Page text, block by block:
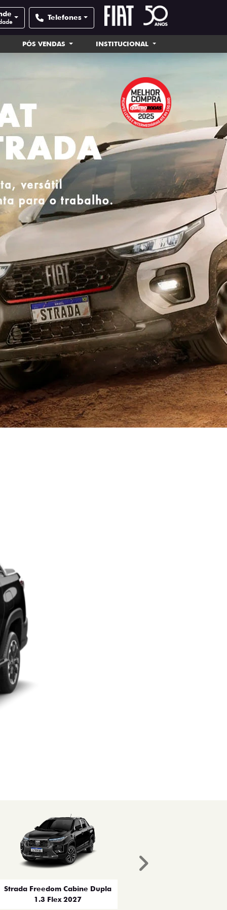
Telefones
PÓS VENDAS INSTITUCIONAL
Strada Freedom Cabine Dupla
1.3 Flex 2027
Próximo